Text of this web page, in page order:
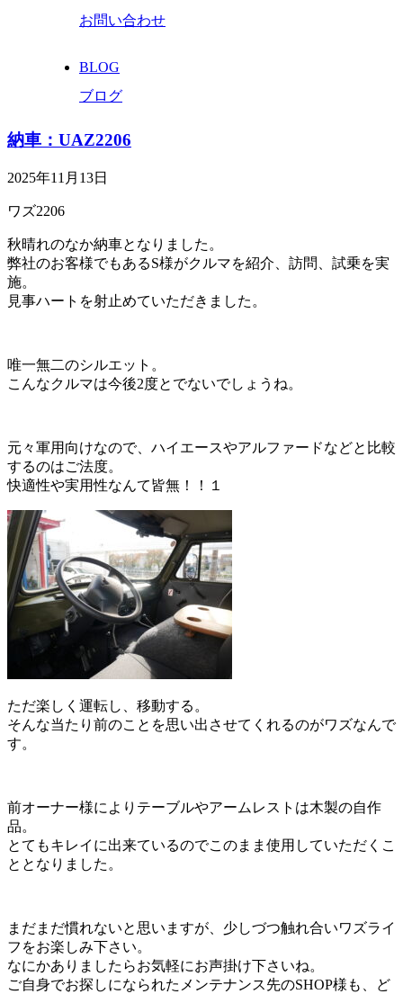
お問い合わせ
BLOG
ブログ
納車：UAZ2206
2025年11月13日
ワズ2206
秋晴れのなか納車となりました。
弊社のお客様でもあるS様がクルマを紹介、訪問、試乗を実
施。
見事ハートを射止めていただきました。
唯一無二のシルエット。
こんなクルマは今後2度とでないでしょうね。
元々軍用向けなので、ハイエースやアルファードなどと比較
するのはご法度。
快適性や実用性なんて皆無！！１
ただ楽しく運転し、移動する。
そんな当たり前のことを思い出させてくれるのがワズなんで
す。
前オーナー様によりテーブルやアームレストは木製の自作
品。
とてもキレイに出来ているのでこのまま使用していただくこ
ととなりました。
まだまだ慣れないと思いますが、少しづつ触れ合いワズライ
フをお楽しみ下さい。
なにかありましたらお気軽にお声掛け下さいね。
ご自身でお探しになられたメンテナンス先のSHOP様も、ど